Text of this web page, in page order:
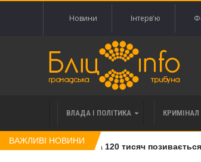
Новини Інтерв'ю
ВЛАДА І ПОЛІТИКА КРИМІНАЛ
ВАЖЛИВІ НОВИНИ
права вимоги за 120 тисяч позивається